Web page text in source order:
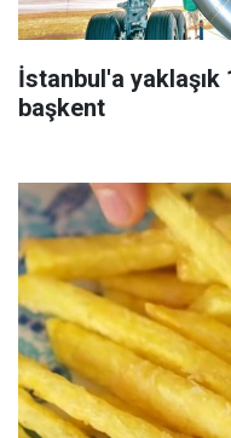
İstanbul'a
başkent